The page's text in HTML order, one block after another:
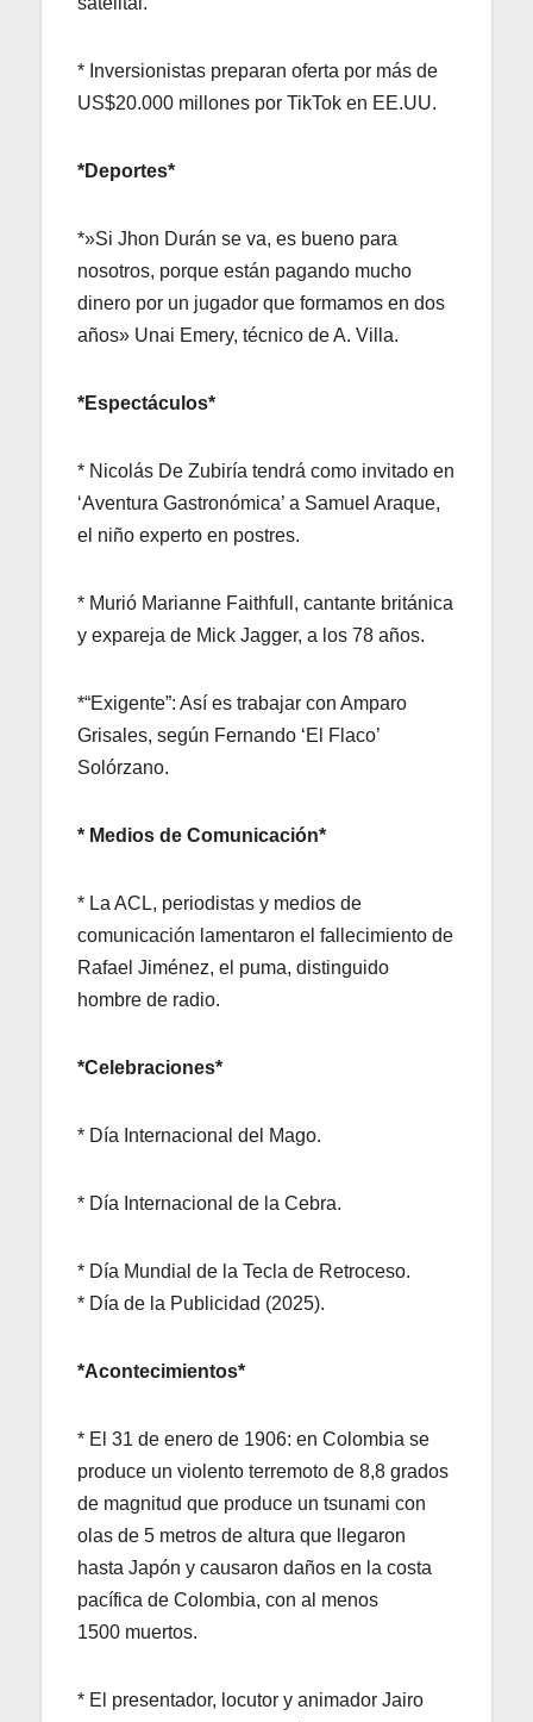
* Inversionistas preparan oferta por más de
US$20.000 millones por TikTok en EE.UU.
*Deportes*
*»Si Jhon Durán se va, es bueno para
nosotros, porque están pagando mucho
dinero por un jugador que formamos en dos
años» Unai Emery, técnico de A. Villa.
*Espectáculos*
* Nicolás De Zubiría tendrá como invitado en
‘Aventura Gastronómica’ a Samuel Araque,
el niño experto en postres.
* Murió Marianne Faithfull, cantante británica
y expareja de Mick Jagger, a los 78 años.
*“Exigente”: Así es trabajar con Amparo
Grisales, según Fernando ‘El Flaco’
Solórzano.
* Medios de Comunicación*
* La ACL, periodistas y medios de
comunicación lamentaron el fallecimiento de
Rafael Jiménez, el puma, distinguido
hombre de radio.
*Celebraciones*
* Día Internacional del Mago.
* Día Internacional de la Cebra.
* Día Mundial de la Tecla de Retroceso.
* Día de la Publicidad (2025).
*Acontecimientos*
* El 31 de enero de 1906: en Colombia se
produce un violento terremoto de 8,8 grados
de magnitud que produce un tsunami con
olas de 5 metros de altura que llegaron
hasta Japón y causaron daños en la costa
pacífica de Colombia, con al menos
1500 muertos.
* El presentador, locutor y animador Jairo